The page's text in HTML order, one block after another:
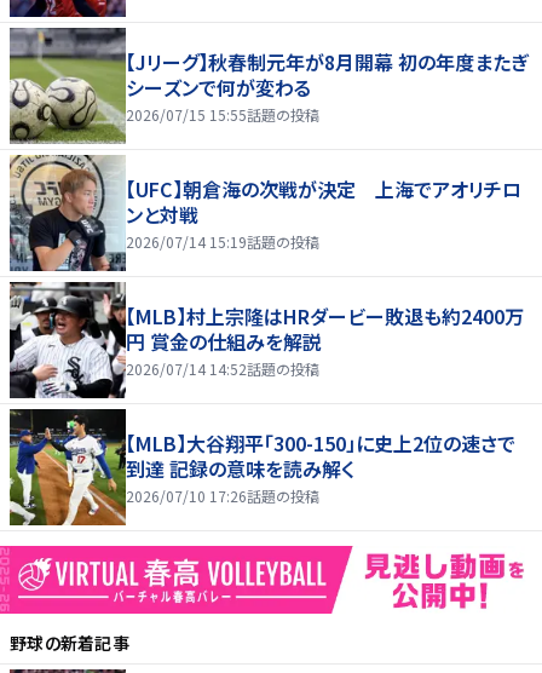
【Jリーグ】秋春制元年が8月開幕 初の年度またぎ
シーズンで何が変わる
2026/07/15 15:55話題の投稿
【UFC】朝倉海の次戦が決定 上海でアオリチロ
ンと対戦
2026/07/14 15:19話題の投稿
【MLB】村上宗隆はHRダービー敗退も約2400万
円 賞金の仕組みを解説
2026/07/14 14:52話題の投稿
【MLB】大谷翔平「300-150」に史上2位の速さで
到達 記録の意味を読み解く
2026/07/10 17:26話題の投稿
野球の新着記事